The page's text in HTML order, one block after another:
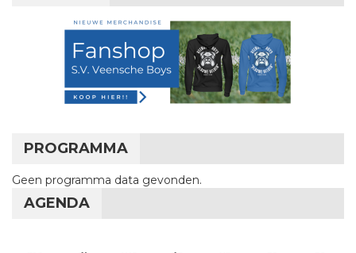
PROGRAMMA
Geen programma data gevonden.
AGENDA